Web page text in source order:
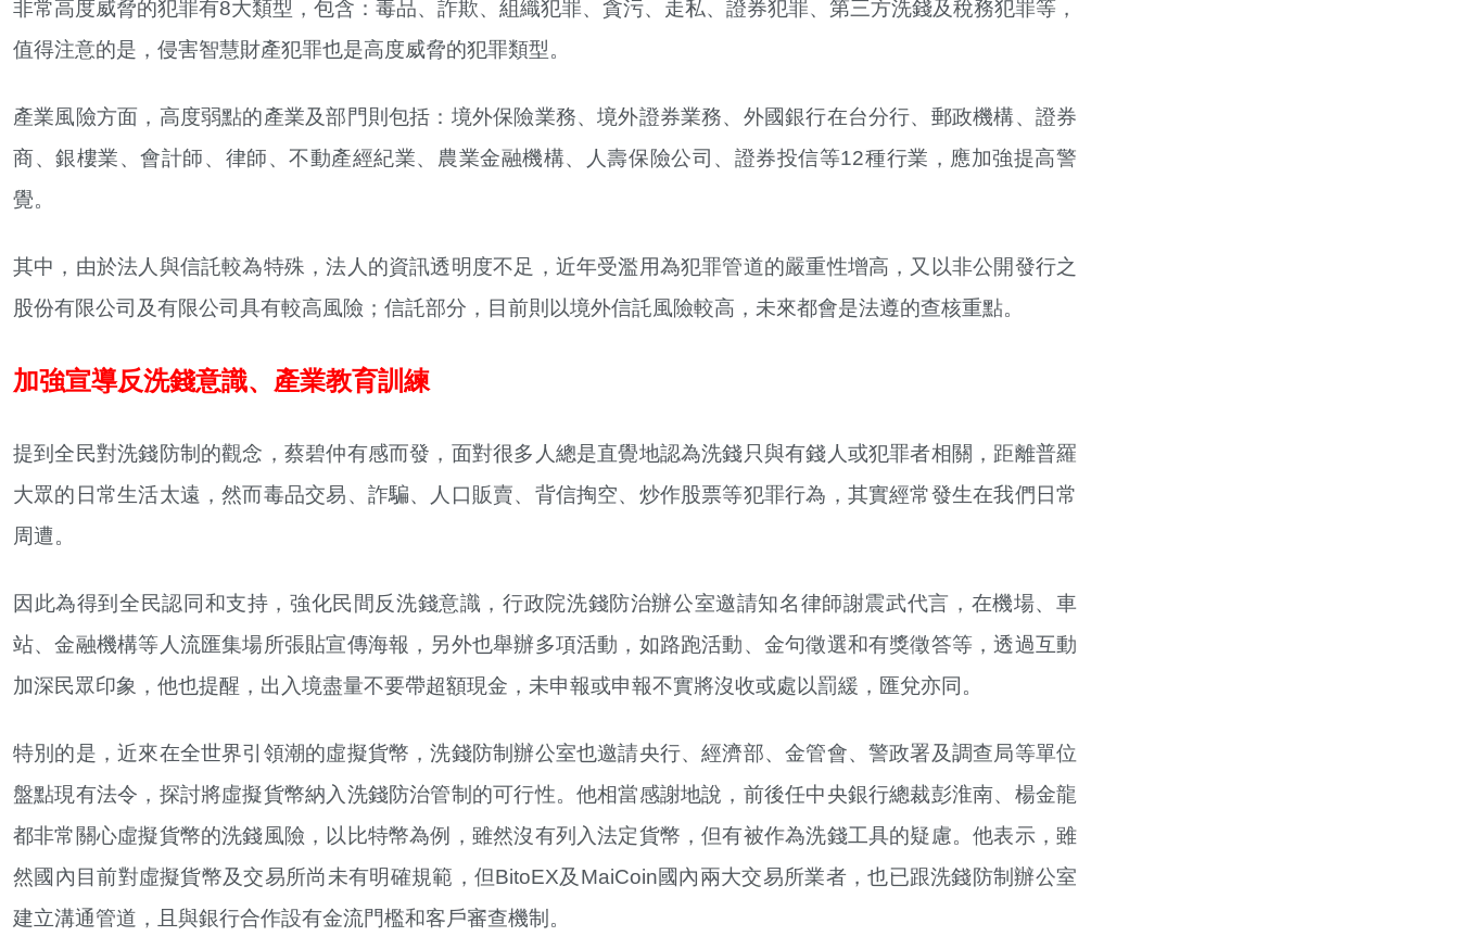
非常高度威脅的犯罪有8大類型，包含：毒品、詐欺、組織犯罪、貪污、走私、證券犯罪、第三方洗錢及稅務犯罪等，
值得注意的是，侵害智慧財產犯罪也是高度威脅的犯罪類型。
產業風險方面，高度弱點的產業及部門則包括：境外保險業務、境外證券業務、外國銀行在台分行、郵政機構、證券
商、銀樓業、會計師、律師、不動產經紀業、農業金融機構、人壽保險公司、證券投信等12種行業，應加強提高警
覺。
其中，由於法人與信託較為特殊，法人的資訊透明度不足，近年受濫用為犯罪管道的嚴重性增高，又以非公開發行之
股份有限公司及有限公司具有較高風險；信託部分，目前則以境外信託風險較高，未來都會是法遵的查核重點。
加強宣導反洗錢意識、產業教育訓練
提到全民對洗錢防制的觀念，蔡碧仲有感而發，面對很多人總是直覺地認為洗錢只與有錢人或犯罪者相關，距離普羅
大眾的日常生活太遠，然而毒品交易、詐騙、人口販賣、背信掏空、炒作股票等犯罪行為，其實經常發生在我們日常
周遭。
因此為得到全民認同和支持，強化民間反洗錢意識，行政院洗錢防治辦公室邀請知名律師謝震武代言，在機場、車
站、金融機構等人流匯集場所張貼宣傳海報，另外也舉辦多項活動，如路跑活動、金句徵選和有獎徵答等，透過互動
加深民眾印象，他也提醒，出入境盡量不要帶超額現金，未申報或申報不實將沒收或處以罰緩，匯兌亦同。
特別的是，近來在全世界引領潮的虛擬貨幣，洗錢防制辦公室也邀請央行、經濟部、金管會、警政署及調查局等單位
盤點現有法令，探討將虛擬貨幣納入洗錢防治管制的可行性。他相當感謝地說，前後任中央銀行總裁彭淮南、楊金龍
都非常關心虛擬貨幣的洗錢風險，以比特幣為例，雖然沒有列入法定貨幣，但有被作為洗錢工具的疑慮。他表示，雖
然國內目前對虛擬貨幣及交易所尚未有明確規範，但BitoEX及MaiCoin國內兩大交易所業者，也已跟洗錢防制辦公室
建立溝通管道，且與銀行合作設有金流門檻和客戶審查機制。